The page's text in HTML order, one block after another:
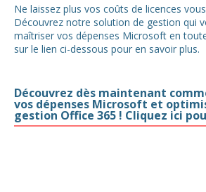
Ne laissez plus vos coûts de licences
Découvrez notre solution de gestion qui
maîtriser vos dépenses Microsoft en
sur le lien ci-dessous pour en savoir plus.
Découvrez dès maintenant
vos dépenses Microsoft et
gestion Office 365 ! Cliquez ici